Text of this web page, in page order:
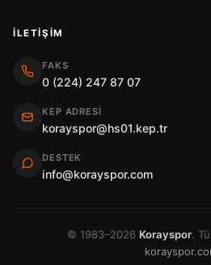
İLETIŞIM
FAKS
0 (224) 247 87 07
KEP ADRESI
korayspor@hs01.kep.tr
DESTEK
info@korayspor.com
© 1983–2026 Korayspor.